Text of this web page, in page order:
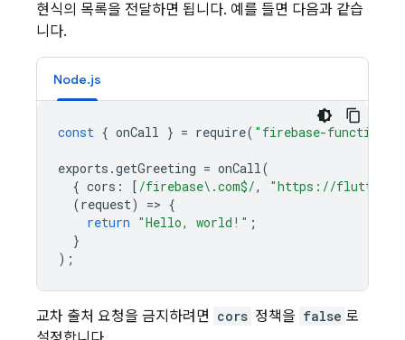
현식의 목록을 전달하면 됩니다. 예를 들면 다음과 같습
니다.
Node.js
const { onCall } = require( "firebase-functions/
exports .getGreeting = onCall(
{ cors : [ /firebase\.com$/,
"https://
(request) => {
return "Hello, world!" ;
}
);
교차 출처 요청을 금지하려면 cors 정책을 false 로